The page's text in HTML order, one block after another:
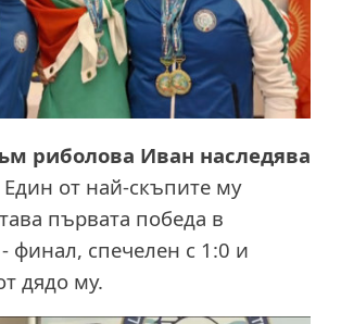
риболова Иван наследява
Един от най-скъпите му
първата победа в
финал, спечелен с 1:0 и
дядо му.